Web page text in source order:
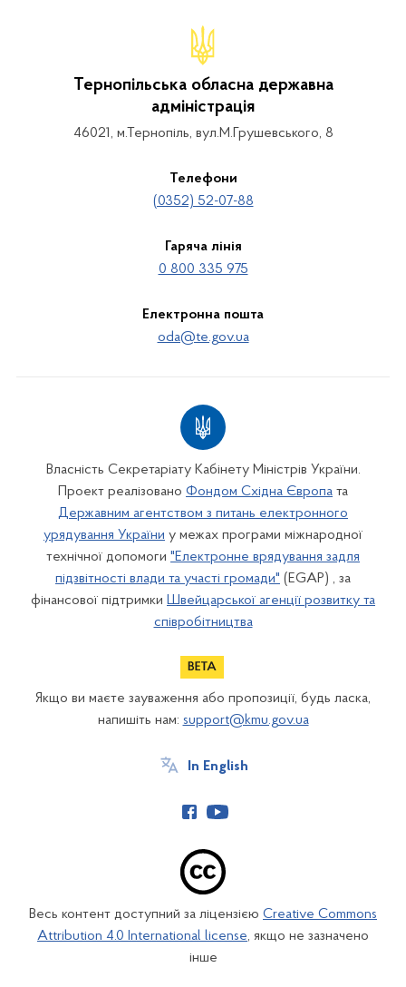
Тернопільська обласна державна
адміністрація
46021, м.Тернопіль, вул.М.Грушевського, 8
Телефони
(0352) 52-07-88
Гаряча лінія
0 800 335 975
Електронна пошта
oda@te.gov.ua
Власність Секретаріату Кабінету Міністрів України.
Проект реалізовано Фондом Східна Європа та
Державним агентством з питань електронного
урядування України у межах програми міжнародної
технічної допомоги "Електронне врядування задля
підзвітності влади та участі громади" (EGAP) , за
фінансової підтримки Швейцарської агенції розвитку та
співробітництва
Якщо ви маєте зауваження або пропозиції, будь ласка,
напишіть нам: support@kmu.gov.ua
In English
Весь контент доступний за ліцензією Creative Commons
Attribution 4.0 International license, якщо не зазначено
інше